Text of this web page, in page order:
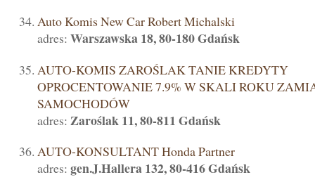
Auto Komis New Car Robert Michalski
adres: Warszawska 18, 80-180 Gdańsk
AUTO-KOMIS ZAROŚLAK TANIE KREDYTY
OPROCENTOWANIE 7.9% W SKALI ROKU
SAMOCHODÓW
adres: Zaroślak 11, 80-811 Gdańsk
AUTO-KONSULTANT Honda Partner
adres: gen.J.Hallera 132, 80-416 Gdańsk